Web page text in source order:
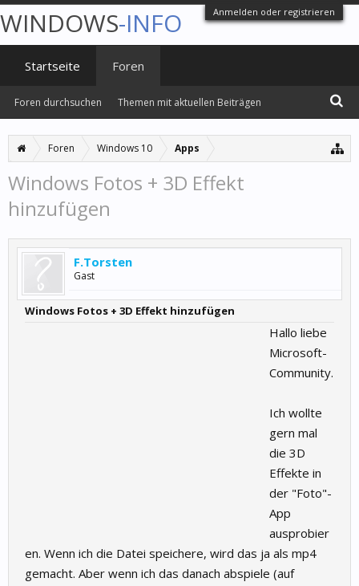
Anmelden oder registrieren
Foren Windows 10 Apps
Windows Fotos + 3D Effekt
hinzufügen
F.Torsten
Gast
Windows Fotos + 3D Effekt hinzufügen
Hallo liebe
Microsoft-
Community.
Ich wollte
gern mal
die 3D
Effekte in
der "Foto"-
App
ausprobier
en. Wenn ich die Datei speichere, wird das ja als mp4
gemacht. Aber wenn ich das danach abspiele (auf
WINDOWS-INFO
Startseite Foren
Foren durchsuchen Themen mit aktuellen Beiträgen